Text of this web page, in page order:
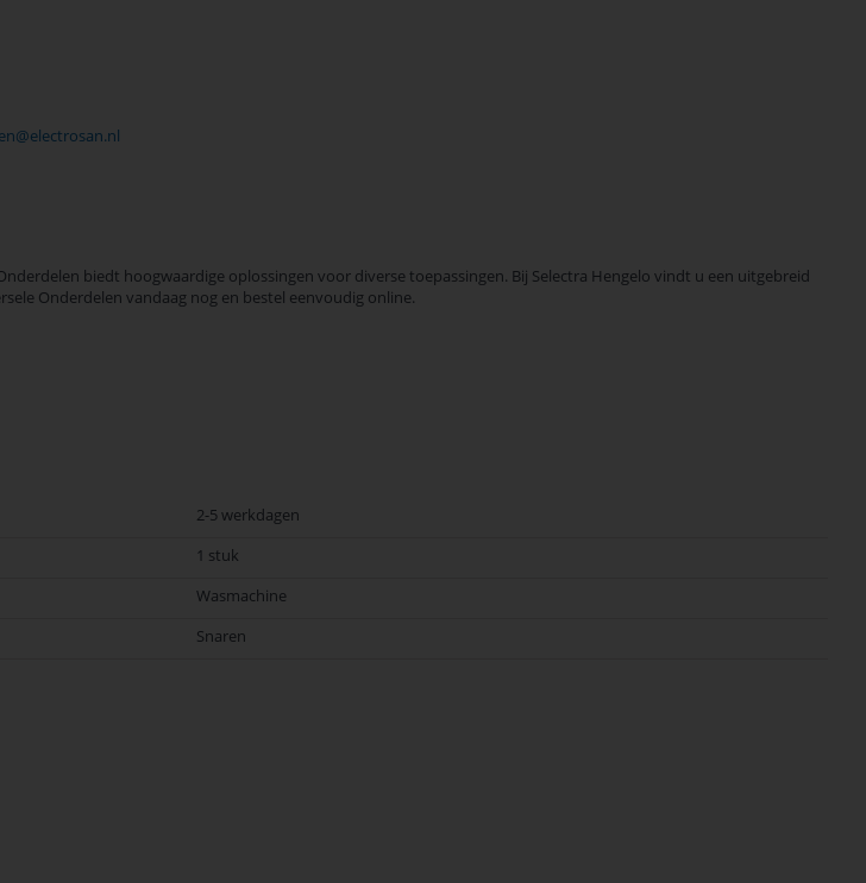
biedt hoogwaardige oplossingen voor diverse toepassingen. Bij Selectra Hengelo vindt u een uitgebreid
Onderdelen vandaag nog en bestel eenvoudig online.
2-5 werkdagen
1 stuk
Wasmachine
Snaren